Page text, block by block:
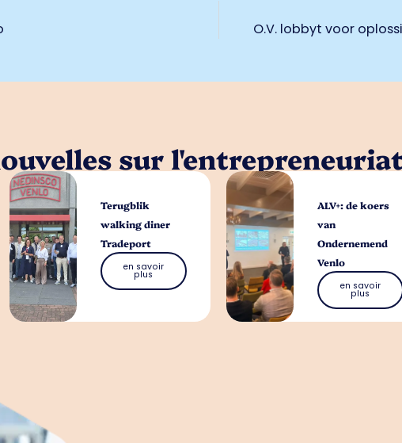
O.V. lobbyt voor
sur
Terugblik
walking diner
Tradeport
en savoir
plus
ALV+: de koers
van
Ondernemend
Venlo
en savoir
plus